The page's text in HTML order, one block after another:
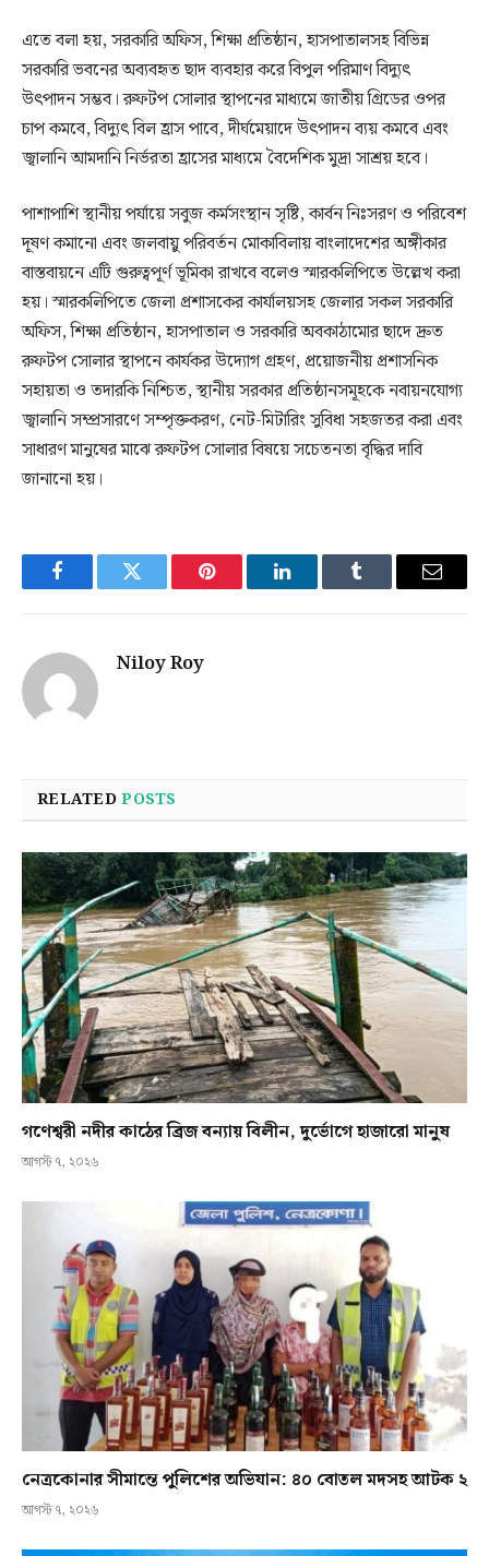
এতে বলা হয়, সরকারি অফিস, শিক্ষা প্রতিষ্ঠান, হাসপাতালসহ বিভিন্ন
সরকারি ভবনের অব্যবহৃত ছাদ ব্যবহার করে বিপুল পরিমাণ বিদ্যুৎ
উৎপাদন সম্ভব। রুফটপ সোলার স্থাপনের মাধ্যমে জাতীয় গ্রিডের ওপর
চাপ কমবে, বিদ্যুৎ বিল হ্রাস পাবে, দীর্ঘমেয়াদে উৎপাদন ব্যয় কমবে এবং
জ্বালানি আমদানি নির্ভরতা হ্রাসের মাধ্যমে বৈদেশিক মুদ্রা সাশ্রয় হবে।
পাশাপাশি স্থানীয় পর্যায়ে সবুজ কর্মসংস্থান সৃষ্টি, কার্বন নিঃসরণ ও পরিবেশ
দূষণ কমানো এবং জলবায়ু পরিবর্তন মোকাবিলায় বাংলাদেশের অঙ্গীকার
বাস্তবায়নে এটি গুরুত্বপূর্ণ ভূমিকা রাখবে বলেও স্মারকলিপিতে উল্লেখ করা
হয়। স্মারকলিপিতে জেলা প্রশাসকের কার্যালয়সহ জেলার সকল সরকারি
অফিস, শিক্ষা প্রতিষ্ঠান, হাসপাতাল ও সরকারি অবকাঠামোর ছাদে দ্রুত
রুফটপ সোলার স্থাপনে কার্যকর উদ্যোগ গ্রহণ, প্রয়োজনীয় প্রশাসনিক
সহায়তা ও তদারকি নিশ্চিত, স্থানীয় সরকার প্রতিষ্ঠানসমূহকে নবায়নযোগ্য
জ্বালানি সম্প্রসারণে সম্পৃক্তকরণ, নেট-মিটারিং সুবিধা সহজতর করা এবং
সাধারণ মানুষের মাঝে রুফটপ সোলার বিষয়ে সচেতনতা বৃদ্ধির দাবি
জানানো হয়।
FacebookTwitter Pinterest LinkedInTumblr Email
Niloy Roy
RELATEDPOSTS
গণেশ্বরী নদীর কাঠের ব্রিজ বন্যায় বিলীন, দুর্ভোগে হাজারো মানুষ
আগস্ট ৭, ২০২৬
নেত্রকোনার সীমান্তে পুলিশের অভিযান: ৪০ বোতল মদসহ আটক ২
আগস্ট ৭, ২০২৬